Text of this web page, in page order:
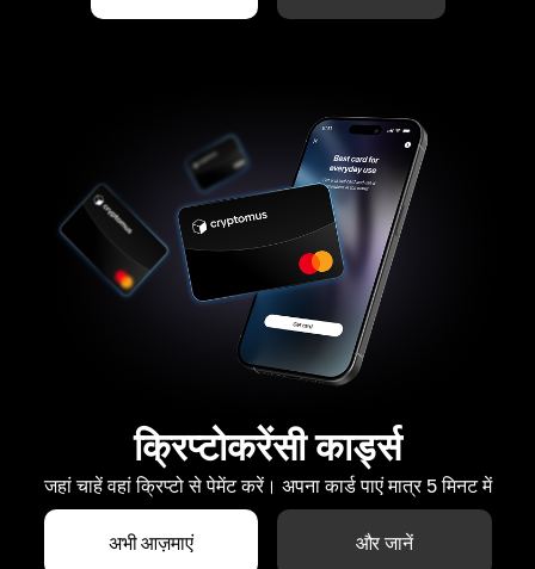
क्रिप्टोकरेंसी कार्ड्स
जहां चाहें वहां क्रिप्टो से पेमेंट करें। अपना कार्ड पाएं मात्र 5 मिनट में
अभी आज़माएं और जानें